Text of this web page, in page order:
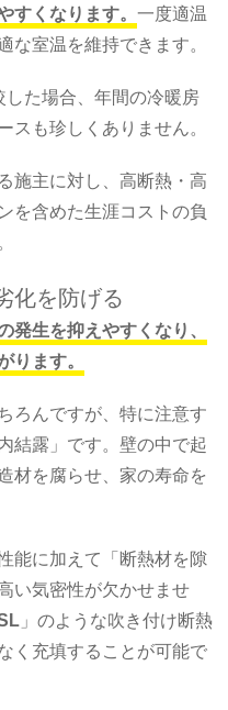
すくなります。一度適温
な室温を維持できます。
た場合、年間の冷暖房
スも珍しくありません。
施主に対し、高断熱・高
を含めた生涯コストの負
化を防げる
発生を抑えやすくなり、
ります。
ろんですが、特に注意す
結露」です。壁の中で起
材を腐らせ、家の寿命を
能に加えて「断熱材を隙
い気密性が欠かせませ
」のような吹き付け断熱
く充填することが可能で